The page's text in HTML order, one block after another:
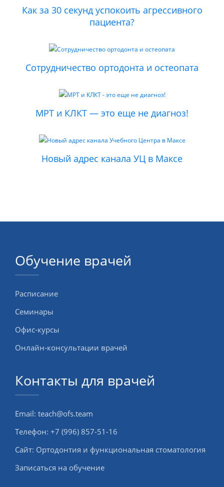
Как за 30 секунд успокоить агрессивного
пациента?
Сотрудничество ортодонта и остеопата
МРТ и КЛКТ — это еще не диагноз!
Новый адрес канала УЦ в Максе
Обучение врачей
Расписание
Семинары
Офис-курсы
Онлайн-консультации врачей
Контакты для врачей
Email: teach@ofs.team
Телефон: +7 (996) 857-51-16
Сайт: Ортодонтия и функциональная стоматология
Записаться на обучение